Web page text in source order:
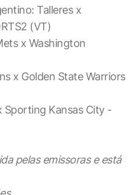
Talleres x
(VT)
x Washington
x Golden State Warriors
Sporting Kansas City -
pelas emissoras e está